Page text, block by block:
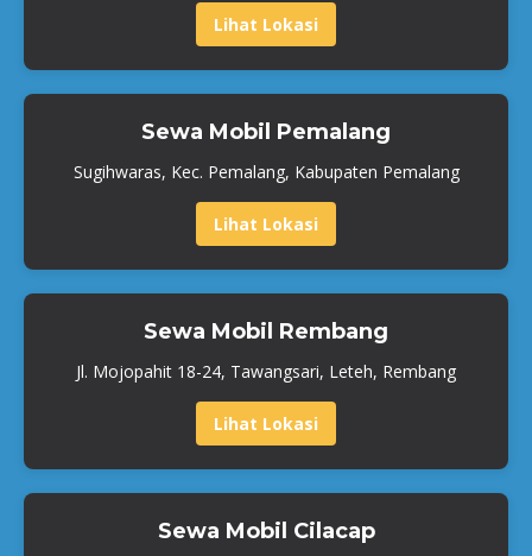
Lihat Lokasi
Sewa Mobil Pemalang
Sugihwaras, Kec. Pemalang, Kabupaten Pemalang
Lihat Lokasi
Sewa Mobil Rembang
Jl. Mojopahit 18-24, Tawangsari, Leteh, Rembang
Lihat Lokasi
Sewa Mobil Cilacap